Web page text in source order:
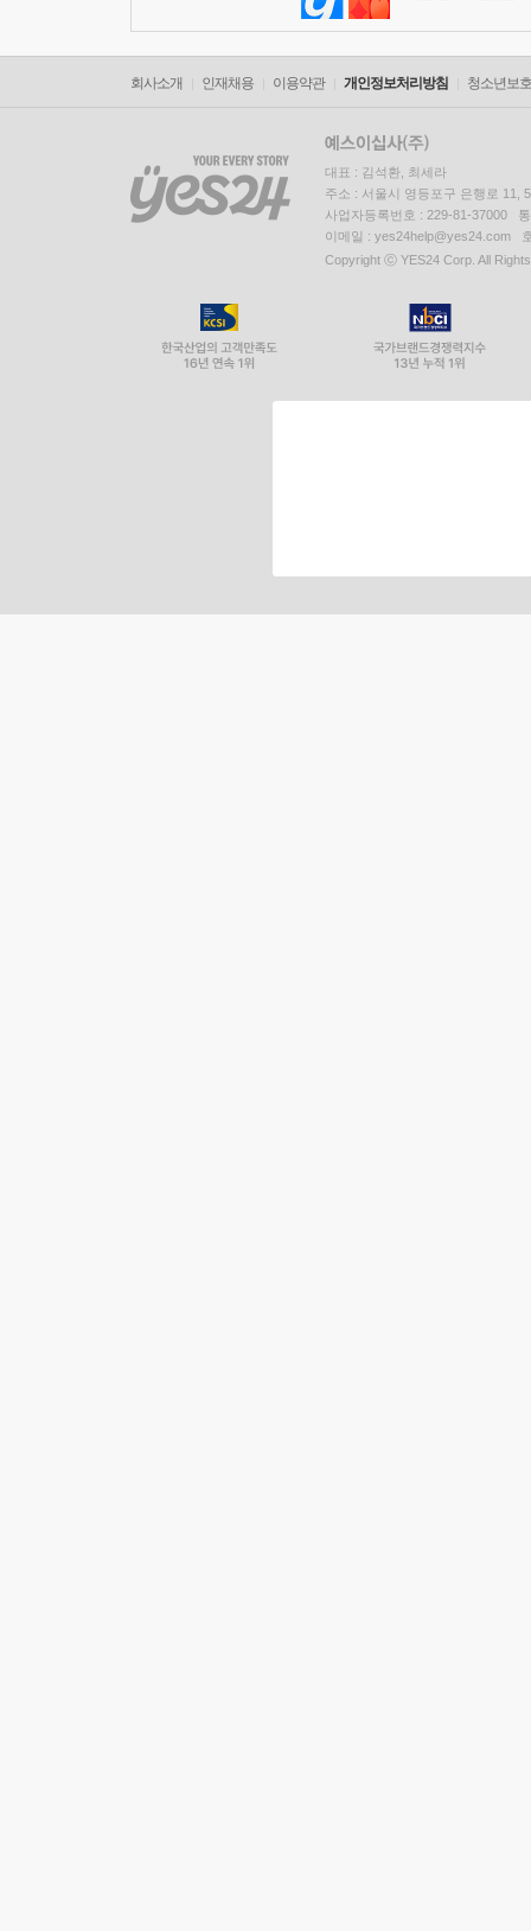
회사소개 인재채용 이용약관 개인정보처리방침 청소년보
대표 : 김석환, 최세라
주소 : 서울시 영등포구 은행로 11,
사업자등록번호 : 229-81-37000
이메일 : yes24help@yes24.com
Copyright ⓒ YES24 Corp. All